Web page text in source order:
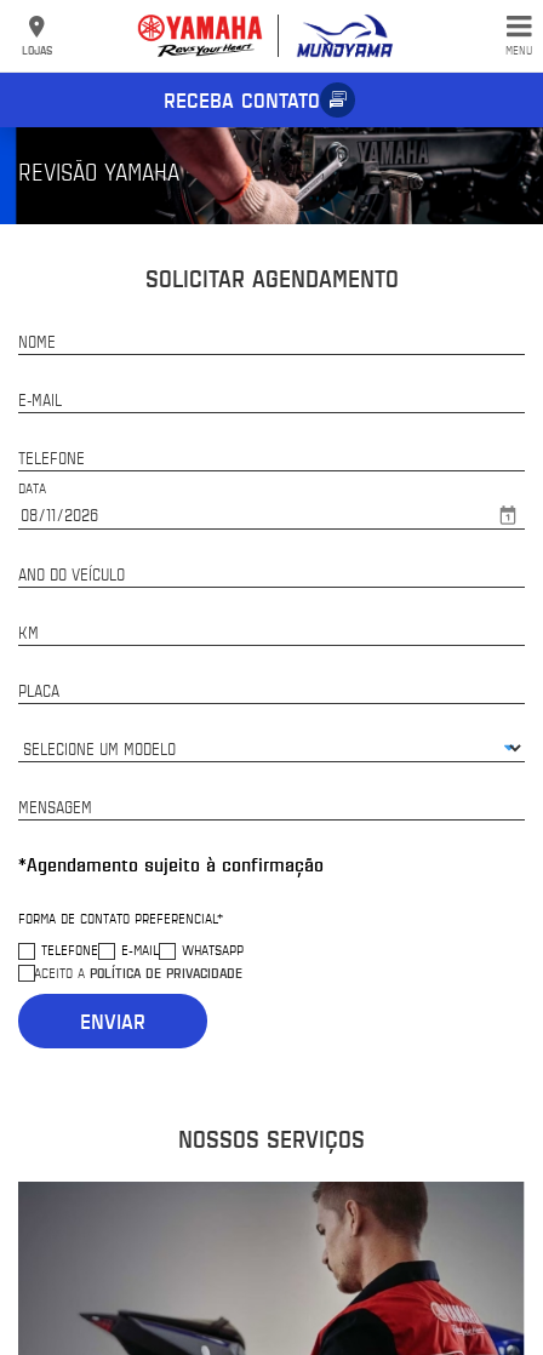
LOJAS MENU
RECEBA CONTATO
REVISÃO YAMAHA
SOLICITAR AGENDAMENTO
NOME
E-MAIL
TELEFONE
DATA
ANO DO VEÍCULO
KM
PLACA
MENSAGEM
*Agendamento sujeito à confirmação
FORMA DE CONTATO PREFERENCIAL*
TELEFONE
E-MAIL
WHATSAPP
ACEITO A POLÍTICA DE PRIVACIDADE
ENVIAR
NOSSOS SERVIÇOS